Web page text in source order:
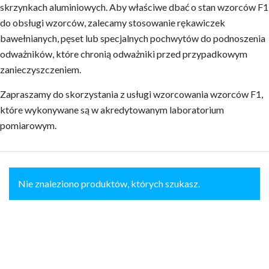
skrzynkach aluminiowych. Aby właściwe dbać o stan wzorców F1
do obsługi wzorców, zalecamy stosowanie rękawiczek
bawełnianych, pęset lub specjalnych pochwytów do podnoszenia
odważników, które chronią odważniki przed przypadkowym
zanieczyszczeniem.
Zapraszamy do skorzystania z usługi wzorcowania wzorców F1,
które wykonywane są w akredytowanym laboratorium
pomiarowym.
Nie znaleziono produktów, których szukasz.